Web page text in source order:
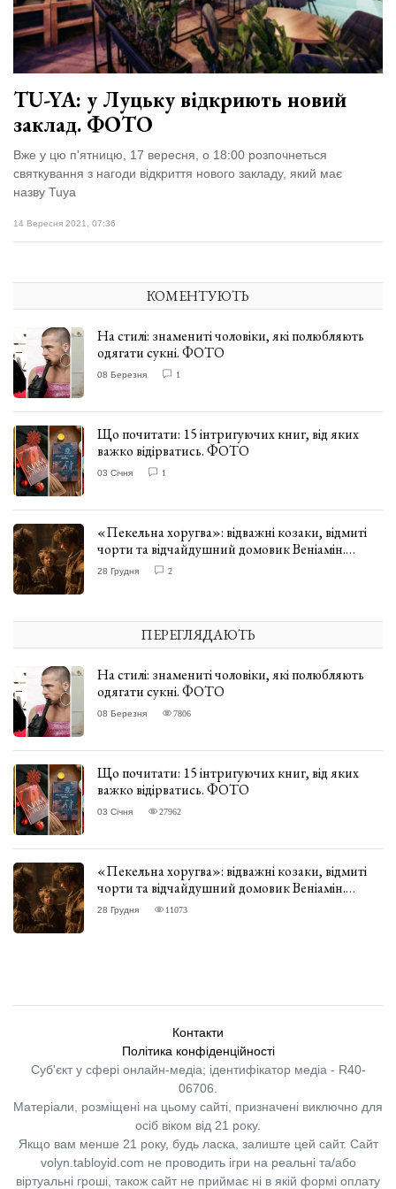
залишив у
Луцьку
три...
27 Липня 2026
706 переглядів
Персона
Лайф
Афіша
Політика конфіденційності
TU-YA: у Луцьку відкриють новий
заклад. ФОТО
Вже у цю п'ятницю, 17 вересня, о 18:00 розпочнеться
святкування з нагоди відкриття нового закладу, який має
назву Tuya
14 Вересня 2021, 07:36
КОМЕНТУЮТЬ
На стилі: знамениті чоловіки, які полюбляють
одягати сукні. ФОТО
08 Березня 1
Що почитати: 15 інтригуючих книг, від яких
важко відірватись. ФОТО
03 Січня 1
«Пекельна хоругва»: відважні козаки, відмиті
чорти та відчайдушний домовик Веніамін.
ВІДГУК
28 Грудня 2
ПЕРЕГЛЯДАЮТЬ
На стилі: знамениті чоловіки, які полюбляють
одягати сукні. ФОТО
08 Березня 7806
Що почитати: 15 інтригуючих книг, від яких
важко відірватись. ФОТО
03 Січня 27962
«Пекельна хоругва»: відважні козаки, відмиті
чорти та відчайдушний домовик Веніамін.
ВІДГУК
28 Грудня 11073
Контакти
Політика конфіденційності
Суб'єкт у сфері онлайн-медіа; ідентифікатор медіа - R40-
06706.
Матеріали, розміщені на цьому сайті, призначені виключно для
осіб віком від 21 року.
Якщо вам менше 21 року, будь ласка, залиште цей сайт. Сайт
volyn.tabloyid.com не проводить ігри на реальні та/або
віртуальні гроші, також сайт не приймає ні в якій формі оплату